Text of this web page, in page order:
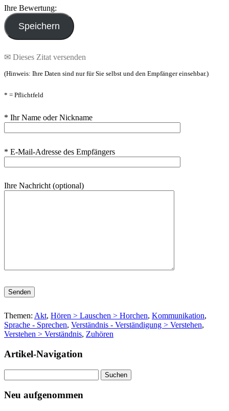
Ihre Bewertung:
✉ Dieses Zitat versenden
(Hinweis: Ihre Daten sind nur für Sie selbst und den Empfänger einsehbar.)
* = Pflichtfeld
* Ihr Name oder Nickname
* E-Mail-Adresse des Empfängers
Ihre Nachricht (optional)
Bitte lasse dieses Feld leer.
Themen: Akt, Hören > Lauschen > Horchen, Kommunikation,
Sprache - Sprechen, Verständnis - Verständigung > Verstehen,
Verstehen > Verständnis, Zuhören
Artikel-Navigation
nach:
Neu aufgenommen